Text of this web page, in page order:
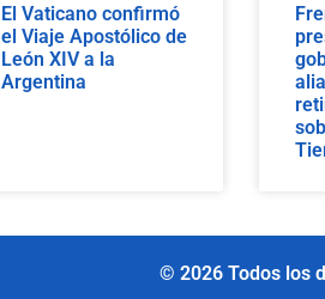
El Vaticano confirmó
el Viaje Apostólico de
León XIV a la
Argentina
© 2026 Todos los